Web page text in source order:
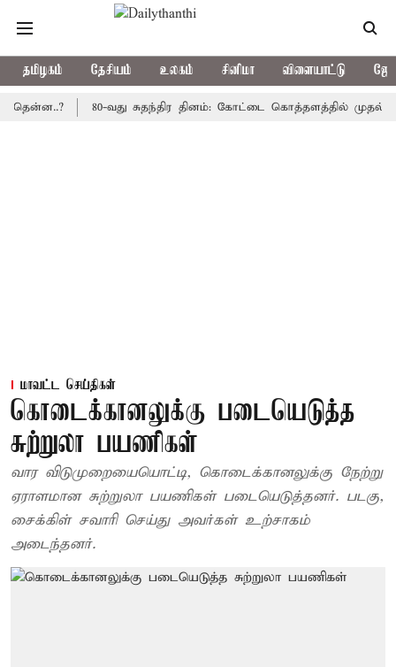
தமிழகம் தேசியம் உலகம் சினிமா விளையாட்டு
80-வது சுதந்திர தினம்: கோட்டை கொத்தளத்தில் முதல்
மாவட்ட செய்திகள்
கொடைக்கானலுக்கு படையெடுத்த
சுற்றுலா பயணிகள்
வார விடுமுறையையொட்டி, கொடைக்கானலுக்கு நேற்று
ஏராளமான சுற்றுலா பயணிகள் படையெடுத்தனர். படகு,
சைக்கிள் சவாரி செய்து அவர்கள் உற்சாகம்
அடைந்தனர்.